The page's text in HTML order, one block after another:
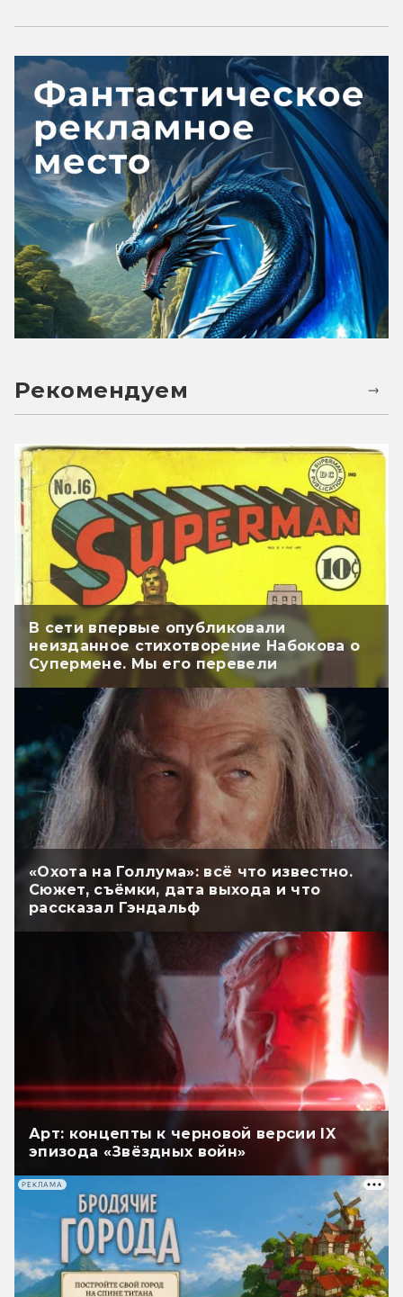
Рекомендуем
В сети впервые опубликовали
неизданное стихотворение Набокова о
Супермене. Мы его перевели
«Охота на Голлума»: всё что известно.
Сюжет, съёмки, дата выхода и что
рассказал Гэндальф
Арт: концепты к черновой версии IX
эпизода «Звёздных войн»
РЕКЛАМА